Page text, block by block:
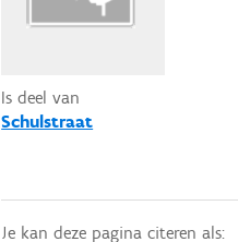
Is deel van
Schulstraat
Je kan deze pagina citeren als: